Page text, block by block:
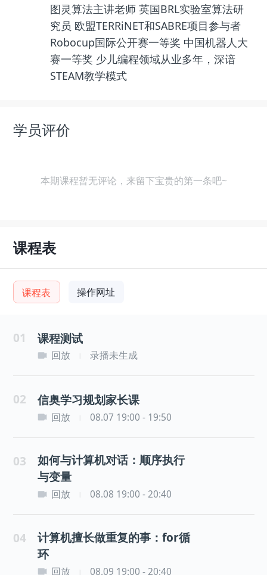
图灵算法主讲老师 英国BRL实验室算法研
究员 欧盟TERRiNET和SABRE项目参与者
Robocup国际公开赛一等奖 中国机器人大
赛一等奖 少儿编程领域从业多年，深谙
STEAM教学模式
学员评价
本期课程暂无评论，来留下宝贵的第一条吧~
课程表
课程表 操作网址
01 课程测试
回放 录播未生成
02 信奥学习规划家长课
回放 08.07 19:00 - 19:50
03
如何与计算机对话：顺序执行
与变量
回放 08.08 19:00 - 20:40
04
计算机擅长做重复的事：for循
环
回放 08.09 19:00 - 20:40